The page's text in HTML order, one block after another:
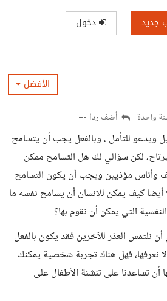
جديد دخول
الأفضل
واحدة أضف ردا
للتأمل ، وبالفعل يجب أن يتسامح
لكن سؤالي لك هل التسامح ممكن
وأناس مؤذيين ويجب أن يكون التسامح
كيف يمكن للإنسان أن يسامح نفسه ما
التي يمكن أن نقوم بها؟
نلتمس العذر للآخرين فقد يكون بالفعل
نعرفها، فهل هناك تجربة شخصية يمكنك
أن تساعدنا على تنشئة الأطفال على